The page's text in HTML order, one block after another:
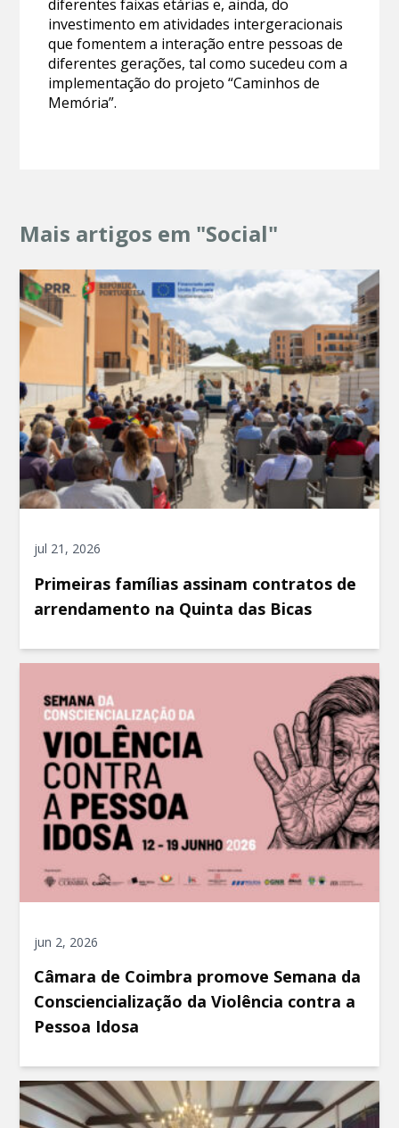
diferentes faixas etárias e, ainda, do
investimento em atividades intergeracionais
que fomentem a interação entre pessoas de
diferentes gerações, tal como sucedeu com a
implementação do projeto “Caminhos de
Memória”.
Mais artigos em "Social"
jul 21, 2026
Primeiras famílias assinam contratos de
arrendamento na Quinta das Bicas
jun 2, 2026
Câmara de Coimbra promove Semana da
Consciencialização da Violência contra a
Pessoa Idosa